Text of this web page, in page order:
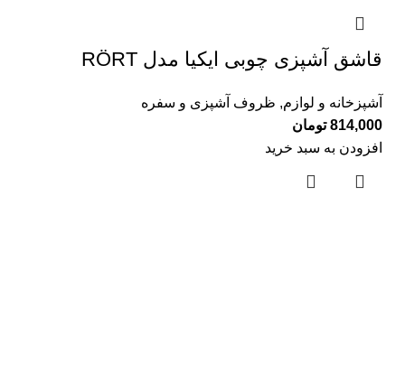
قاشق آشپزی چوبی ايكيا مدل RÖRT
آشپزخانه و لوازم, ظروف آشپزی و سفره
814,000 تومان
افزودن به سبد خرید